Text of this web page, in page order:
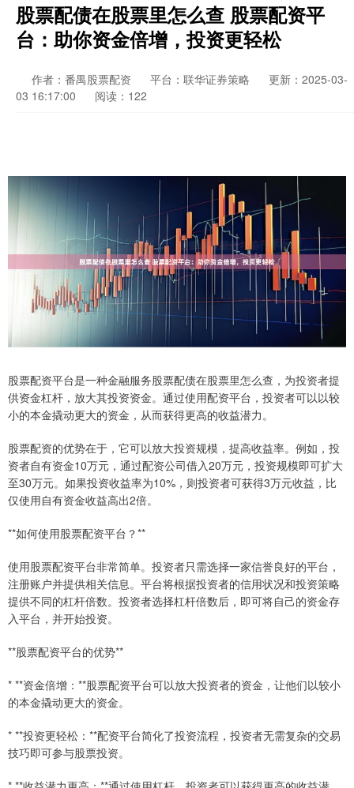
股票配债在股票里怎么查 股票配资平
台：助你资金倍增，投资更轻松
作者：番禺股票配资 平台：联华证券策略
更新：2025-03-
03 16:17:00
阅读：122
股票配资平台是一种金融服务股票配债在股票里怎么查，为投资者提
供资金杠杆，放大其投资资金。通过使用配资平台，投资者可以以较
小的本金撬动更大的资金，从而获得更高的收益潜力。
股票配资的优势在于，它可以放大投资规模，提高收益率。例如，投
资者自有资金10万元，通过配资公司借入20万元，投资规模即可扩大
至30万元。如果投资收益率为10%，则投资者可获得3万元收益，比
仅使用自有资金收益高出2倍。
**如何使用股票配资平台？**
使用股票配资平台非常简单。投资者只需选择一家信誉良好的平台，
注册账户并提供相关信息。平台将根据投资者的信用状况和投资策略
提供不同的杠杆倍数。投资者选择杠杆倍数后，即可将自己的资金存
入平台，并开始投资。
**股票配资平台的优势**
* **资金倍增：**股票配资平台可以放大投资者的资金，让他们以较小
的本金撬动更大的资金。
* **投资更轻松：**配资平台简化了投资流程，投资者无需复杂的交易
技巧即可参与股票投资。